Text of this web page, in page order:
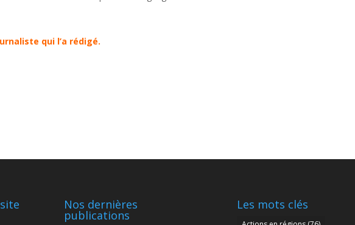
qui l’a rédigé.
Nos dernières
publications
Les mots clés